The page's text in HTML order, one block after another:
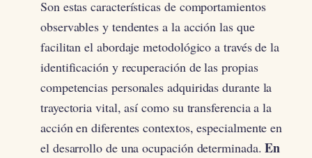
Son estas características de comportamientos
observables y tendentes a la acción las que
facilitan el abordaje metodológico a través de la
identificación y recuperación de las propias
competencias personales adquiridas durante la
trayectoria vital, así como su transferencia a la
acción en diferentes contextos, especialmente en
el desarrollo de una ocupación determinada.En